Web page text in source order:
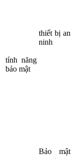
tính năng
bảo mật
thiết bị an
ninh
Bảo mật